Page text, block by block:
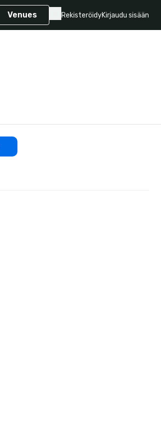
Venues RekisteröidyKirjaudu sisään